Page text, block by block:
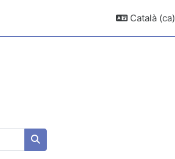
Català ‎(ca)‎
Cerca cursos